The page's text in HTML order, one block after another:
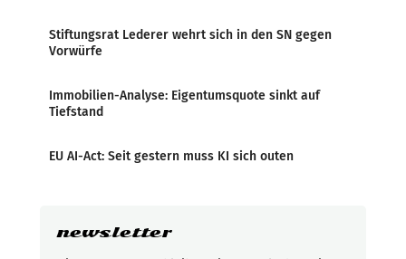
Stiftungsrat Lederer wehrt sich in den SN gegen
Vorwürfe
Immobilien-Analyse: Eigentumsquote sinkt auf
Tiefstand
EU AI-Act: Seit gestern muss KI sich outen
newsletter